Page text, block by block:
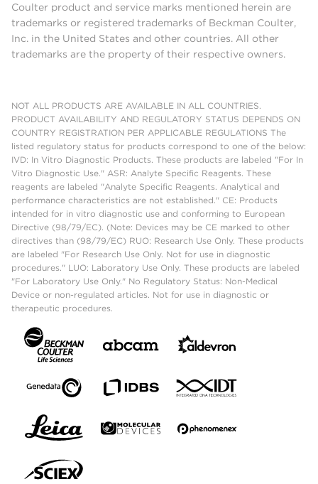
Coulter product and service marks mentioned herein are
trademarks or registered trademarks of Beckman Coulter,
Inc. in the United States and other countries. All other
trademarks are the property of their respective owners.
NOT ALL PRODUCTS ARE AVAILABLE IN ALL COUNTRIES.
PRODUCT AVAILABILITY AND REGULATORY STATUS DEPENDS ON
COUNTRY REGISTRATION PER APPLICABLE REGULATIONS The
listed regulatory status for products correspond to one of the below:
IVD: In Vitro Diagnostic Products. These products are labeled "For In
Vitro Diagnostic Use." ASR: Analyte Specific Reagents. These
reagents are labeled "Analyte Specific Reagents. Analytical and
performance characteristics are not established." CE: Products
intended for in vitro diagnostic use and conforming to European
Directive (98/79/EC). (Note: Devices may be CE marked to other
directives than (98/79/EC) RUO: Research Use Only. These products
are labeled "For Research Use Only. Not for use in diagnostic
procedures." LUO: Laboratory Use Only. These products are labeled
"For Laboratory Use Only." No Regulatory Status: Non-Medical
Device or non-regulated articles. Not for use in diagnostic or
therapeutic procedures.